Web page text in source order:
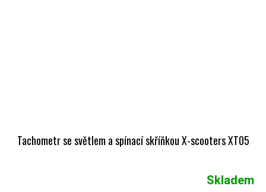
Tachometr se světlem a spínací skříňkou X-scooters XT05
Skladem